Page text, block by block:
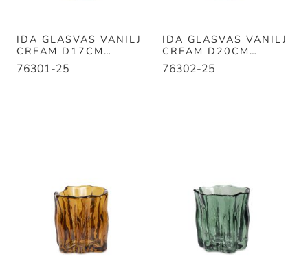
IDA GLASVAS VANILJ
CREAM D17CM
H16CM
76301-25
IDA GLASVAS VANILJ
CREAM D20CM
H23CM
76302-25